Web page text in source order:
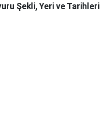
Şekli, Yeri ve Tarihleri